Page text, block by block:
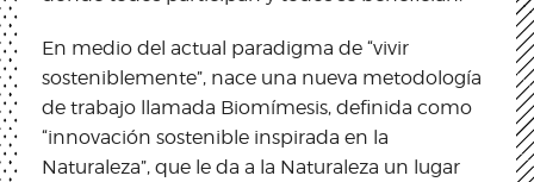
En medio del actual paradigma de “vivir
sosteniblemente”, nace una nueva metodología
de trabajo llamada Biomímesis, definida como
“innovación sostenible inspirada en la
Naturaleza”, que le da a la Naturaleza un lugar